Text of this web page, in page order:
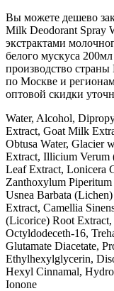
Вы можете дешево
Milk Deodorant Spray
экстрактами
белого мускуса
производство страны
по Москве и
оптовой скидки
Water, Alcohol,
Extract, Goat Milk
Obtusa Water, Glacier
Extract, Illicium Verum
Leaf Extract, Lonicera
Zanthoxylum
Usnea Barbata
Extract, Camellia
(Licorice) Root
Octyldodeceth-16,
Glutamate Diacetate,
Ethylhexylglycerin,
Hexyl Cinnamal,
Ionone